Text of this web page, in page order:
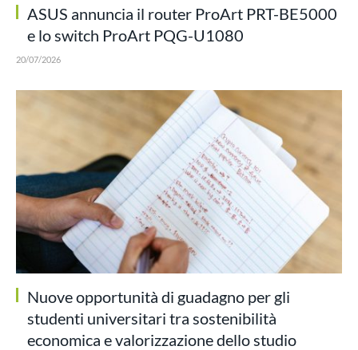
ASUS annuncia il router ProArt PRT-BE5000
e lo switch ProArt PQG-U1080
20/07/2026
Nuove opportunità di guadagno per gli
studenti universitari tra sostenibilità
economica e valorizzazione dello studio